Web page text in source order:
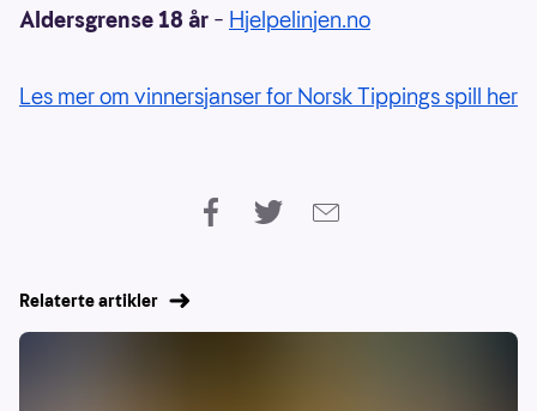
Aldersgrense 18 år – Hjelpelinjen.no
Les mer om vinnersjanser for Norsk Tippings spill her
Relaterte artikler